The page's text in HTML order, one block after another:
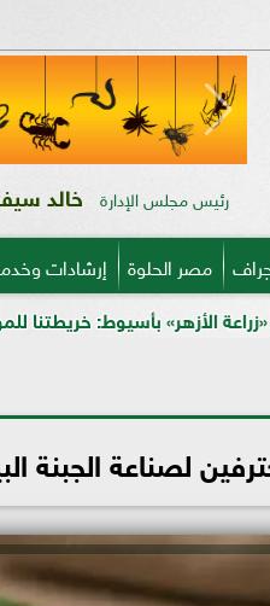
رئيس مجلس الإدارة خالد
مصر الحلوة إرشادات
خريطتنا للموسم الشتوي
لصناعة الجبنة